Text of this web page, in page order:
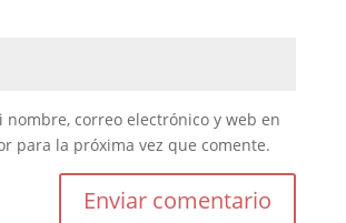
nombre, correo electrónico y web en
para la próxima vez que comente.